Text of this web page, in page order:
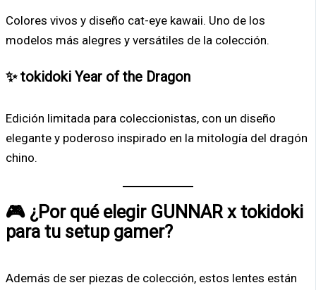
Colores vivos y diseño cat-eye kawaii. Uno de los
modelos más alegres y versátiles de la colección.
✨ tokidoki Year of the Dragon
Edición limitada para coleccionistas, con un diseño
elegante y poderoso inspirado en la mitología del dragón
chino.
🎮 ¿Por qué elegir GUNNAR x tokidoki
para tu setup gamer?
Además de ser piezas de colección, estos lentes están